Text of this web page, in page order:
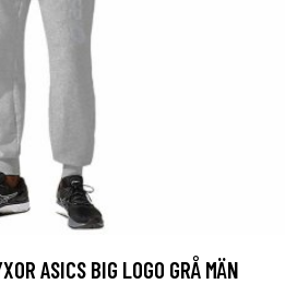
ASICS BIG LOGO GRÅ MÄN